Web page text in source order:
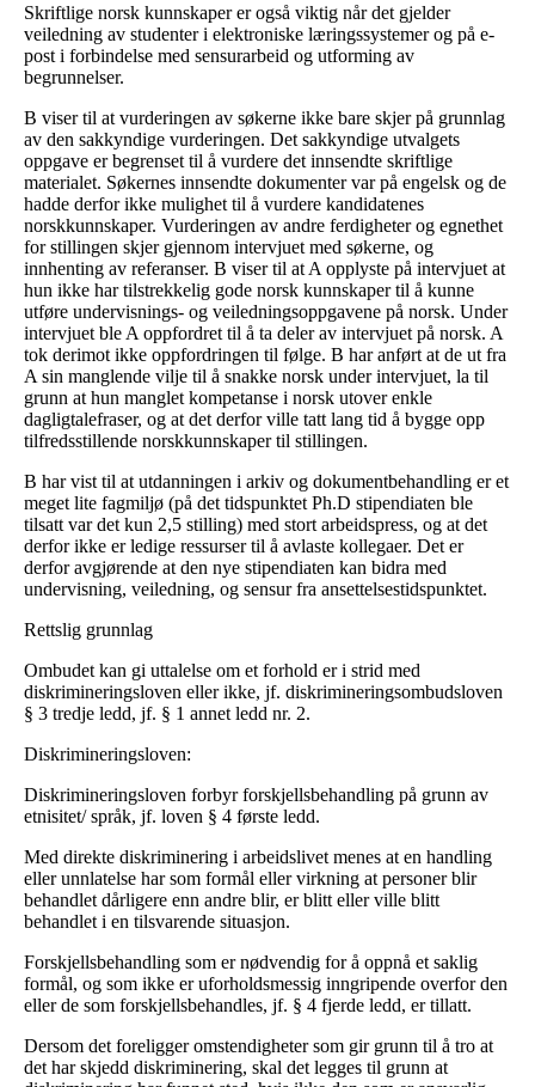
Skriftlige norsk kunnskaper er også viktig når det gjelder
veiledning av studenter i elektroniske læringssystemer og på e-
post i forbindelse med sensurarbeid og utforming av
begrunnelser.
B viser til at vurderingen av søkerne ikke bare skjer på grunnlag
av den sakkyndige vurderingen. Det sakkyndige utvalgets
oppgave er begrenset til å vurdere det innsendte skriftlige
materialet. Søkernes innsendte dokumenter var på engelsk og de
hadde derfor ikke mulighet til å vurdere kandidatenes
norskkunnskaper. Vurderingen av andre ferdigheter og egnethet
for stillingen skjer gjennom intervjuet med søkerne, og
innhenting av referanser. B viser til at A opplyste på intervjuet at
hun ikke har tilstrekkelig gode norsk kunnskaper til å kunne
utføre undervisnings- og veiledningsoppgavene på norsk. Under
intervjuet ble A oppfordret til å ta deler av intervjuet på norsk. A
tok derimot ikke oppfordringen til følge. B har anført at de ut fra
A sin manglende vilje til å snakke norsk under intervjuet, la til
grunn at hun manglet kompetanse i norsk utover enkle
dagligtalefraser, og at det derfor ville tatt lang tid å bygge opp
tilfredsstillende norskkunnskaper til stillingen.
B har vist til at utdanningen i arkiv og dokumentbehandling er et
meget lite fagmiljø (på det tidspunktet Ph.D stipendiaten ble
tilsatt var det kun 2,5 stilling) med stort arbeidspress, og at det
derfor ikke er ledige ressurser til å avlaste kollegaer. Det er
derfor avgjørende at den nye stipendiaten kan bidra med
undervisning, veiledning, og sensur fra ansettelsestidspunktet.
Rettslig grunnlag
Ombudet kan gi uttalelse om et forhold er i strid med
diskrimineringsloven eller ikke, jf. diskrimineringsombudsloven
§ 3 tredje ledd, jf. § 1 annet ledd nr. 2.
Diskrimineringsloven:
Diskrimineringsloven forbyr forskjellsbehandling på grunn av
etnisitet/ språk, jf. loven § 4 første ledd.
Med direkte diskriminering i arbeidslivet menes at en handling
eller unnlatelse har som formål eller virkning at personer blir
behandlet dårligere enn andre blir, er blitt eller ville blitt
behandlet i en tilsvarende situasjon.
Forskjellsbehandling som er nødvendig for å oppnå et saklig
formål, og som ikke er uforholdsmessig inngripende overfor den
eller de som forskjellsbehandles, jf. § 4 fjerde ledd, er tillatt.
Dersom det foreligger omstendigheter som gir grunn til å tro at
det har skjedd diskriminering, skal det legges til grunn at